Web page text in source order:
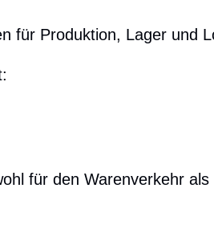
für Produktion, Lager und
für den Warenverkehr